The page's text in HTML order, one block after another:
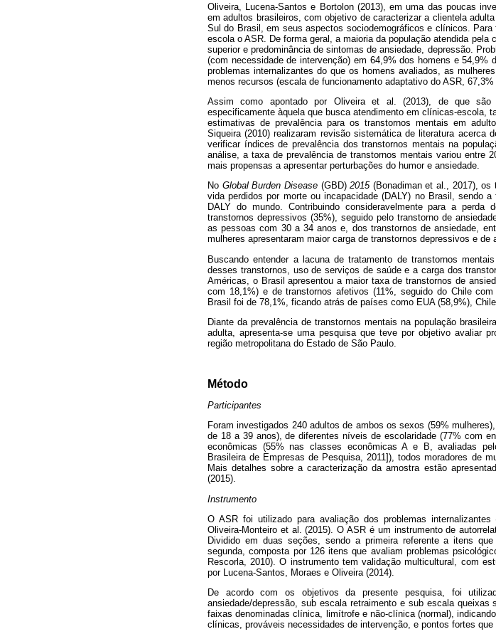
Oliveira, Lucena-Santos e Bortolon (2013), em uma das poucas
em adultos brasileiros, com objetivo de caracterizar a clientela
Sul do Brasil, em seus aspectos sociodemográficos e clínicos.
escola o ASR. De forma geral, a maioria da população atendida
superior e predominância de sintomas de ansiedade, depressão.
(com necessidade de intervenção) em 64,9% dos homens e 54,9%
problemas internalizantes do que os homens avaliados, as
menos recursos (escala de funcionamento adaptativo do ASR,
Assim como apontado por Oliveira et al. (2013), de que
especificamente àquela que busca atendimento em clínicas-escola,
estimativas de prevalência para os transtornos mentais em
Siqueira (2010) realizaram revisão sistemática de literatura
verificar índices de prevalência dos transtornos mentais na
análise, a taxa de prevalência de transtornos mentais variou entre
mais propensas a apresentar perturbações do humor e ansiedade.
No Global Burden Disease(GBD)2015(Bonadiman et al., 2017), os
vida perdidos por morte ou incapacidade (DALY) no Brasil, sendo
DALY do mundo. Contribuindo consideravelmente para a
transtornos depressivos (35%), seguido pelo transtorno de
as pessoas com 30 a 34 anos e, dos transtornos de ansiedade,
mulheres apresentaram maior carga de transtornos depressivos e de
Buscando entender a lacuna de tratamento de transtornos
desses transtornos, uso de serviços de saúde e a carga dos
Américas, o Brasil apresentou a maior taxa de transtornos de
com 18,1%) e de transtornos afetivos (11%, seguido do Chile
Brasil foi de 78,1%, ficando atrás de países como EUA (58,9%),
Diante da prevalência de transtornos mentais na população
adulta, apresenta-se uma pesquisa que teve por objetivo avaliar
região metropolitana do Estado de São Paulo.
Método
Participantes
Foram investigados 240 adultos de ambos os sexos (59%
de 18 a 39 anos), de diferentes níveis de escolaridade (77% com
econômicas (55% nas classes econômicas A e B, avaliadas
Brasileira de Empresas de Pesquisa, 2011]), todos moradores de
Mais detalhes sobre a caracterização da amostra estão
(2015).
Instrumento
O ASR foi utilizado para avaliação dos problemas
Oliveira-Monteiro et al. (2015). O ASR é um instrumento de
Dividido em duas seções, sendo a primeira referente a itens
segunda, composta por 126 itens que avaliam problemas
Rescorla, 2010). O instrumento tem validação multicultural, com
por Lucena-Santos, Moraes e Oliveira (2014).
De acordo com os objetivos da presente pesquisa, foi
ansiedade/depressão, sub escala retraimento e sub escala
faixas denominadas clínica, limítrofe e não-clínica (normal),
clínicas, prováveis necessidades de intervenção, e pontos fortes